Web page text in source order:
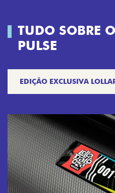
TUDO SOBRE
PULSE
EDIÇÃO EXCLUSIVA